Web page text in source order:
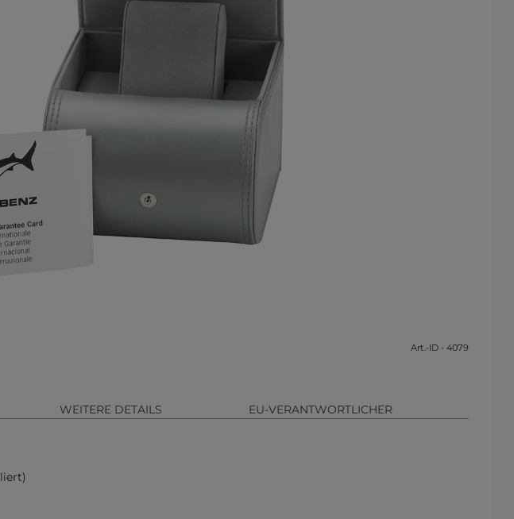
Art.-ID - 4079
WEITERE DETAILS EU-VERANTWORTLICHER